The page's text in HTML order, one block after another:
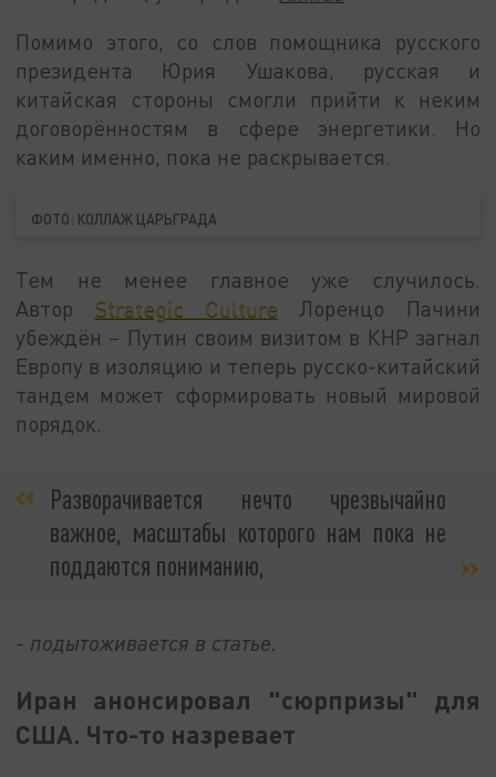
Помимо этого, со слов помощника русского
президента Юрия Ушакова, русская и
китайская стороны смогли прийти к неким
договорённостям в сфере энергетики. Но
каким именно, пока не раскрывается.
ФОТО: КОЛЛАЖ ЦАРЬГРАДА
Тем не менее главное уже случилось.
Автор Strategic Culture Лоренцо Пачини
убеждён – Путин своим визитом в КНР загнал
Европу в изоляцию и теперь русско-китайский
тандем может сформировать новый мировой
порядок.
Разворачивается нечто чрезвычайно
важное, масштабы которого нам пока не
поддаются пониманию,
- подытоживается в статье.
Иран анонсировал "сюрпризы" для
США. Что-то назревает